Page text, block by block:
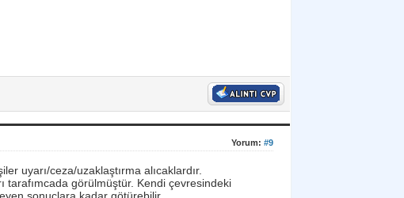
Yorum: #9
uyarı/ceza/uzaklaştırma alıcaklardır.
tarafımcada görülmüştür. Kendi çevresindeki